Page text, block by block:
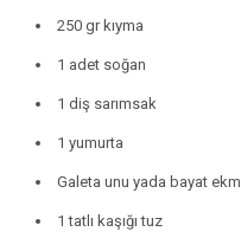
250 gr kıyma
1 adet soğan
1 diş sarımsak
1 yumurta
Galeta unu yada bayat
1 tatlı kaşığı tuz